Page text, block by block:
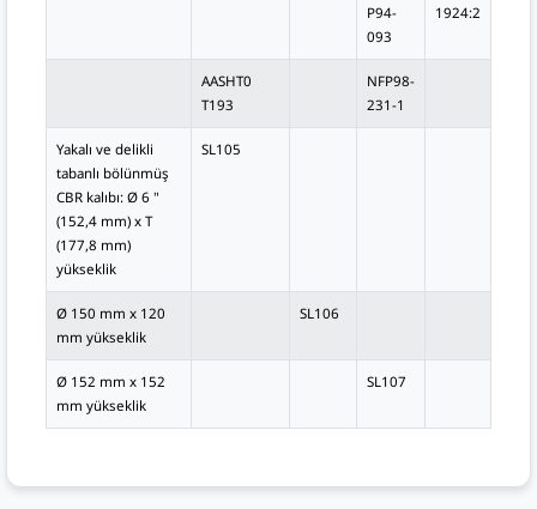
P94-
093
1924:2
AASHT0
T193
NFP98-
231-1
Yakalı ve delikli
tabanlı bölünmüş
CBR kalıbı: Ø 6 "
(152,4 mm) x T
(177,8 mm)
yükseklik
SL105
Ø 150 mm x 120
mm yükseklik
SL106
Ø 152 mm x 152
mm yükseklik
SL107